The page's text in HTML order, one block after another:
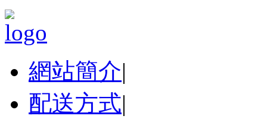
網站簡介|
配送方式|